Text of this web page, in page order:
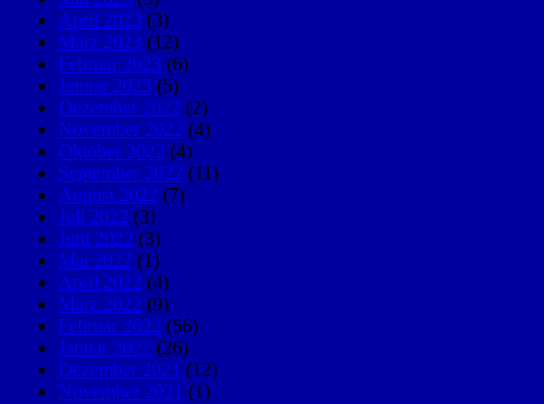
April 2023 (3)
März 2023 (12)
Februar 2023 (6)
Januar 2023 (5)
Dezember 2022 (2)
November 2022 (4)
Oktober 2022 (4)
September 2022 (11)
August 2022 (7)
Juli 2022 (3)
Juni 2022 (3)
Mai 2022 (1)
April 2022 (4)
März 2022 (9)
Februar 2022 (56)
Januar 2022 (26)
Dezember 2021 (12)
November 2021 (1)